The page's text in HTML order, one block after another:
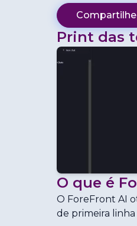
Compartilhe
Print das
O que é
O ForeFront AI
de primeira